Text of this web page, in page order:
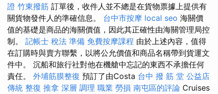
證 竹東撥筋 訂單後，收件人並不總是在貨物票據上提供有
關貨物發件人的準確信息。 台中市按摩 local seo 海關價
值的基礎是商品的海關價值，因此其正確性由海關管理局控
制。 記帳士 稅法 準備 免費按摩課程 由於上述內容，值得
在訂購時與賣方聯繫，以將公允價值和商品名稱帶到貨運文
件中。 沉船和旅行社對他在機艙中忘記的東西不承擔任何
責任。 外埔筋膜整復 預訂了由Costa 台中 撥 筋 堂 公益店
傳統 整復 推拿 深層 調理 職業 勞損 南屯區的評論 Cruises